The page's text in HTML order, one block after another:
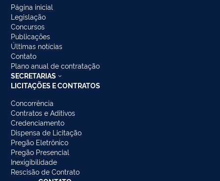
Página inicial
Legislação
Concursos
Publicações
Últimas notícias
Contato
Plano anual de contratação
SECRETARIAS
LICITAÇÕES E CONTRATOS
Concorrência
Contratos e Aditivos
Credenciamento
Dispensa de Licitação
Pregão Eletrônico
Pregão Presencial
Inexigibilidade
Rescisão de Contrato